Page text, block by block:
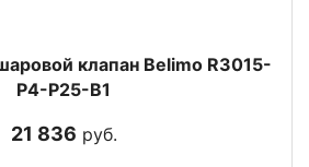
клапан Belimo R3015-
P4-P25-B1
21 836 руб.